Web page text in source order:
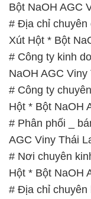
Bột NaOH AGC
# Địa chỉ chuyên
Xút Hột * Bột
# Công ty kinh
NaOH AGC Viny
# Công ty
Hột * Bột NaOH
# Phân phối _
AGC Viny Thái
# Nơi chuyên
Hột * Bột NaOH
# Địa chỉ